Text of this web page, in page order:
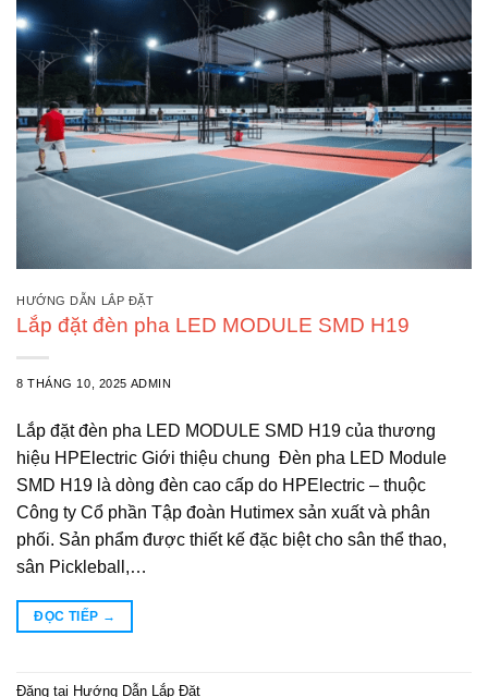
HƯỚNG DẪN LẮP ĐẶT
Lắp đặt đèn pha LED MODULE SMD H19
8 THÁNG 10, 2025 ADMIN
Lắp đặt đèn pha LED MODULE SMD H19 của thương
hiệu HPElectric Giới thiệu chung Đèn pha LED Module
SMD H19 là dòng đèn cao cấp do HPElectric – thuộc
Công ty Cổ phần Tập đoàn Hutimex sản xuất và phân
phối. Sản phẩm được thiết kế đặc biệt cho sân thể thao,
sân Pickleball,…
ĐỌC TIẾP →
Đăng tại Hướng Dẫn Lắp Đặt